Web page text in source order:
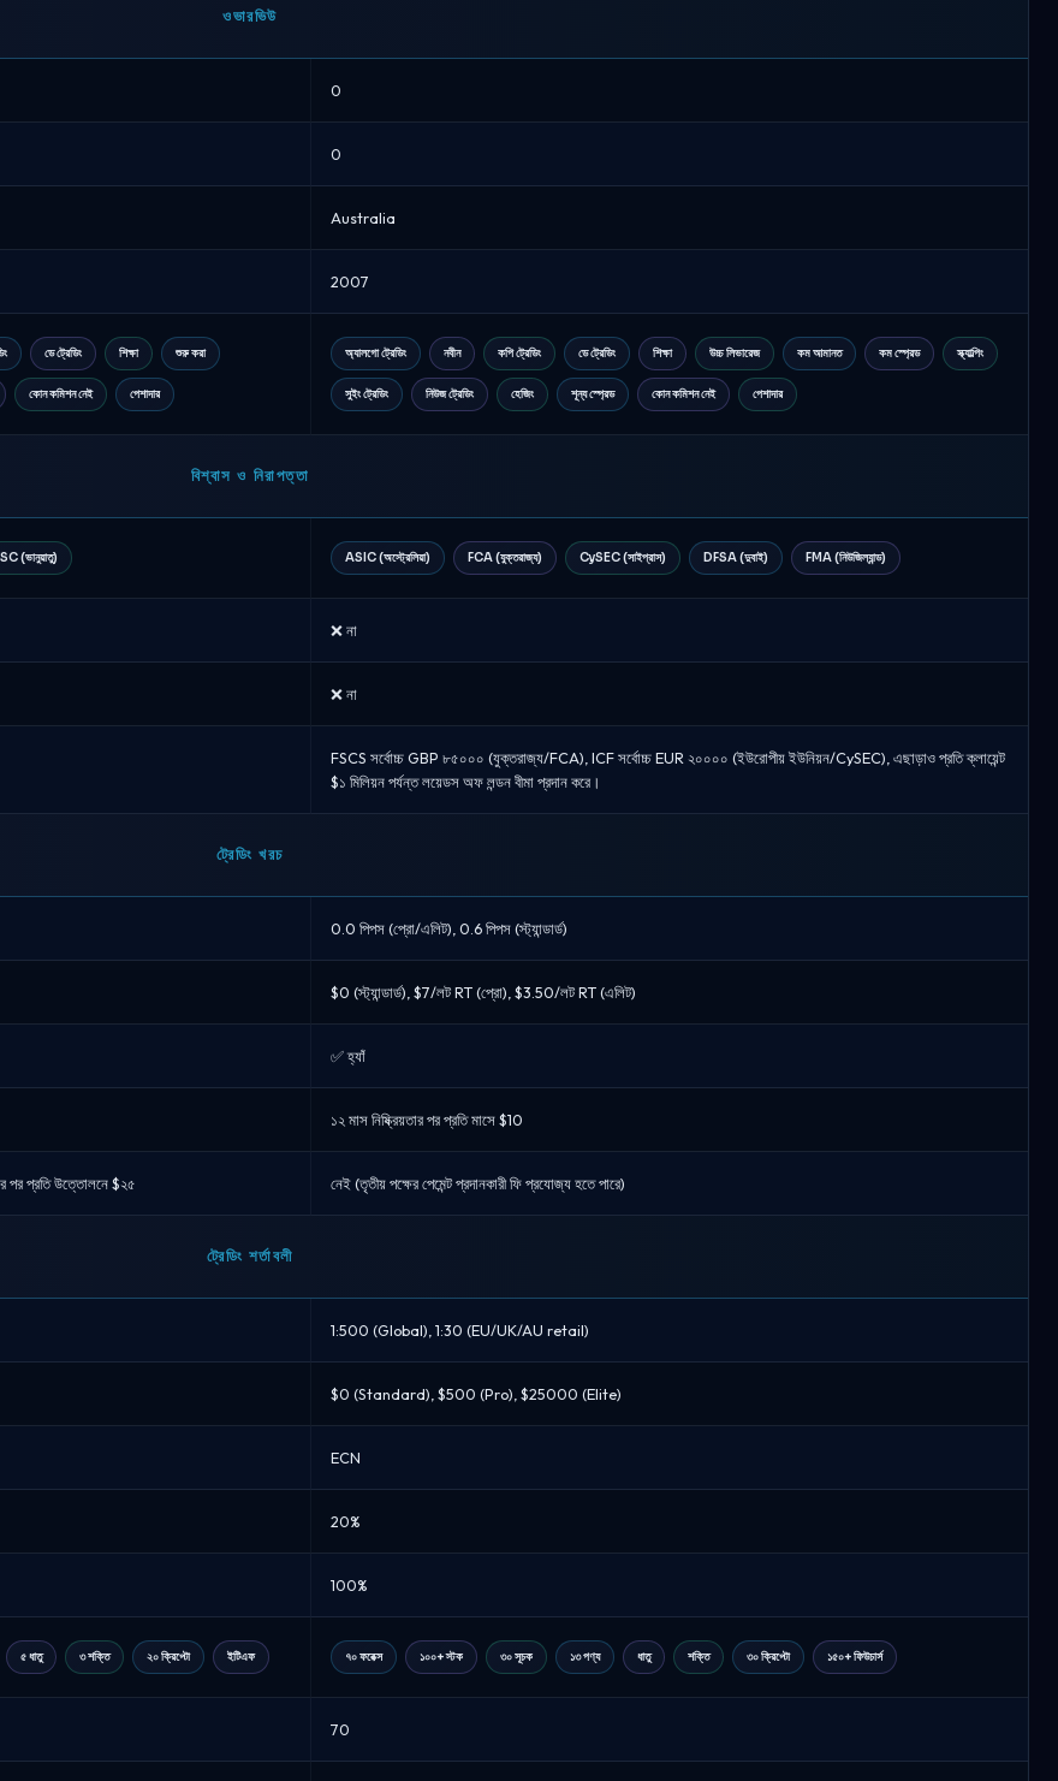
ওভারভিউ
0
0
Australia
2007
ডে ট্রেডিং শিক্ষা শুরু করা
কোন কমিশন নেই পেশাদার
অ্যালগো ট্রেডিং নবীন কপি ট্রেডিং ডে ট্রেডিং শিক্ষা উচ্চ লিভারেজ কম আমানত কম স্প্রেড স্ক্যাল্পিং
সুইং ট্রেডিং নিউজ ট্রেডিং হেজিং শূন্য স্প্রেড কোন কমিশন নেই পেশাদার
বিশ্বাস ও নিরাপত্তা
(ভানুয়াতু) ASIC (অস্ট্রেলিয়া) FCA (যুক্তরাজ্য) CySEC (সাইপ্রাস) DFSA (দুবাই) FMA (নিউজিল্যান্ড)
❌ না
❌ না
FSCS সর্বোচ্চ GBP ৮৫০০০ (যুক্তরাজ্য/FCA), ICF সর্বোচ্চ EUR ২০০০০ (ইউরোপীয় ইউনিয়ন/CySEC), এছাড়াও প্রতি ক্লায়েন্ট
$১ মিলিয়ন পর্যন্ত লয়েডস অফ লন্ডন বীমা প্রদান করে।
ট্রেডিং খরচ
0.0 পিপস (প্রো/এলিট), 0.6 পিপস (স্ট্যান্ডার্ড)
$0 (স্ট্যান্ডার্ড), $7/লট RT (প্রো), $3.50/লট RT (এলিট)
✅ হ্যাঁ
১২ মাস নিষ্ক্রিয়তার পর প্রতি মাসে $10
পর প্রতি উত্তোলনে $২৫ নেই (তৃতীয় পক্ষের পেমেন্ট প্রদানকারী ফি প্রযোজ্য হতে পারে)
ট্রেডিং শর্তাবলী
1:500 (Global), 1:30 (EU/UK/AU retail)
$0 (Standard), $500 (Pro), $25000 (Elite)
ECN
20%
100%
৫ ধাতু ৩ শক্তি ২০ ক্রিপ্টো ইটিএফ ৭০ ফরেক্স ১০০+ স্টক ৩০ সূচক ১৩ পণ্য ধাতু শক্তি ৩০ ক্রিপ্টো ১৫০+ ফিউচার্স
70